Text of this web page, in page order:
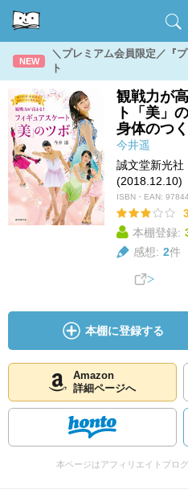
NEW
＼プレミアム会員限定／『
ト
観戦力が
ト「美」
身体のつ
今井遥
誠文堂新光社
(2018.12.10)
ISBN・EAN:
本棚登録:
感想: 2件
本棚に登録する
Amazon
詳細ページへ
本ページはアフィリエイトプロ